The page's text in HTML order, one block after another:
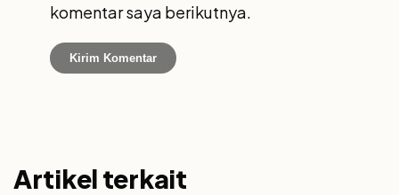
komentar saya berikutnya.
Artikel terkait